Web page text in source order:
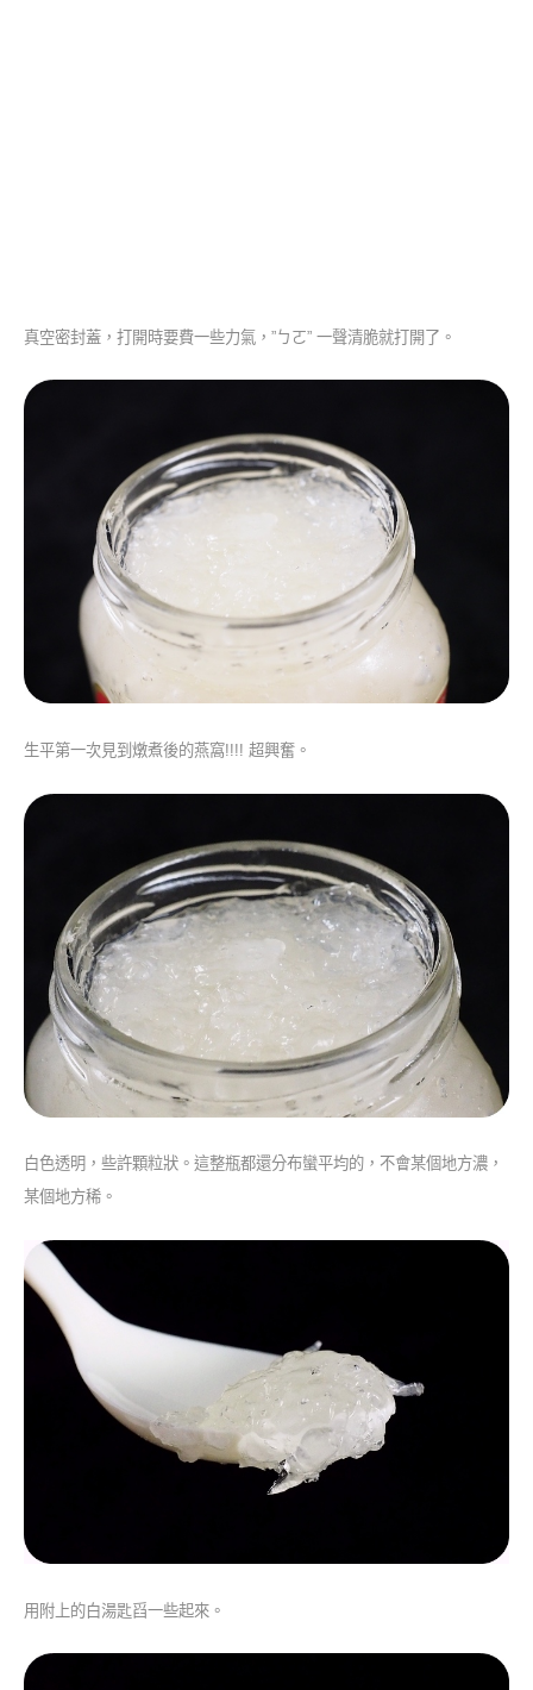
真空密封蓋，打開時要費一些力氣，”ㄅㄛ” 一聲清脆就打開了。
生平第一次見到燉煮後的燕窩!!!! 超興奮。
白色透明，些許顆粒狀。這整瓶都還分布蠻平均的，不會某個地方濃，
某個地方稀。
用附上的白湯匙舀一些起來。